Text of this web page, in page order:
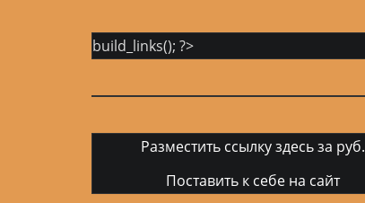
build_links(); ?>
Разместить ссылку здесь за руб.
Поставить к себе на сайт